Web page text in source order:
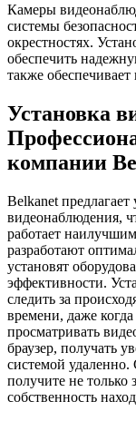
Камеры
системы
окрестностях.
обеспечить
также
Установка
компании
Belkanet
видеонаблюдения,
работает
разработают
установят
эффективности.
следить за
времени, даже
просматривать
браузер, получать
системой
получите не только
собственность